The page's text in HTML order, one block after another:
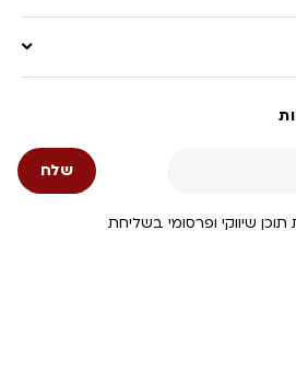
שיווקי ופרסומי בשליחת